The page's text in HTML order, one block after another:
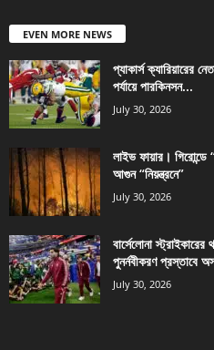
EVEN MORE NEWS
প্যাকার্স ক্যারিয়ারের
পর্যায়ে পারকিনসন...
July 30, 2026
লাইভ ফায়ার।
আগুন “নিয়ন্ত্রনে”
July 30, 2026
বার্সেলোনা
পুনর্নবীকরণ প্রস্তাবে
July 30, 2026